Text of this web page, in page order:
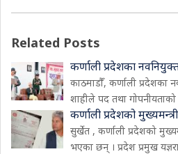
Related Posts
कर्णाली प्रदेशका
काठमाडौँ, कर्णाली प्रदेशका
शाहीले पद तथा
कर्णाली प्रदेशको
सुर्खेत , कर्णाली प्रदेशको
भएका छन् । प्रदेश प्रमुख